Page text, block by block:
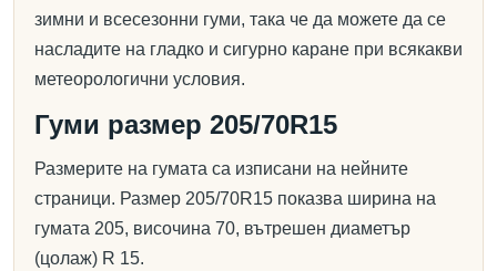
зимни и всесезонни гуми, така че да можете да се
насладите на гладко и сигурно каране при всякакви
метеорологични условия.
Гуми размер 205/70R15
Размерите на гумата са изписани на нейните
страници. Размер 205/70R15 показва ширина на
гумата 205, височина 70, вътрешен диаметър
(цолаж) R 15.